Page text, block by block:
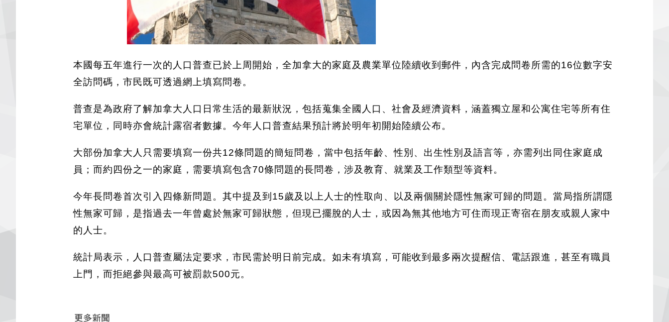
本國每五年進行一次的人口普查已於上周開始，全加拿大的家庭及農業單位陸續收到郵件，內含完成問卷所需的16位數字安
全訪問碼，市民既可透過網上填寫問卷。
普查是為政府了解加拿大人口日常生活的最新狀況，包括蒐集全國人口、社會及經濟資料，涵蓋獨立屋和公寓住宅等所有住
宅單位，同時亦會統計露宿者數據。今年人口普查結果預計將於明年初開始陸續公布。
大部份加拿大人只需要填寫一份共12條問題的簡短問卷，當中包括年齡、性別、出生性別及語言等，亦需列出同住家庭成
員；而約四份之一的家庭，需要填寫包含70條問題的長問卷，涉及教育、就業及工作類型等資料。
今年長問卷首次引入四條新問題。其中提及到15歲及以上人士的性取向、以及兩個關於隱性無家可歸的問題。當局指所謂隱
性無家可歸，是指過去一年曾處於無家可歸狀態，但現已擺脫的人士，或因為無其他地方可住而現正寄宿在朋友或親人家中
的人士。
統計局表示，人口普查屬法定要求，市民需於明日前完成。如未有填寫，可能收到最多兩次提醒信、電話跟進，甚至有職員
上門，而拒絕參與最高可被罰款500元。